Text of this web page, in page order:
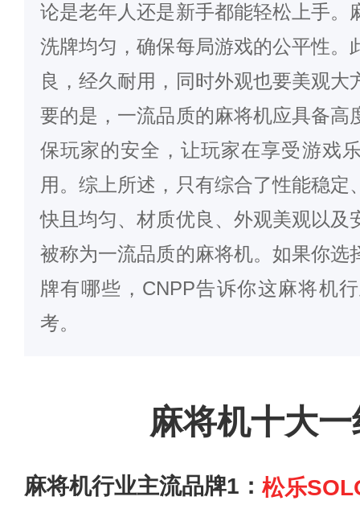
论是老年人还是新手都能轻松上手。
洗牌均匀，确保每局游戏的公平性。
良，经久耐用，同时外观也要美观大
要的是，一流品质的麻将机应具备高
保玩家的安全，让玩家在享受游戏
用。综上所述，只有综合了性能稳定
快且均匀、材质优良、外观美观以及
被称为一流品质的麻将机。如果你选
牌有哪些，CNPP告诉你这麻将机
考。
麻将机十大
麻将机行业主流品牌1： 松乐